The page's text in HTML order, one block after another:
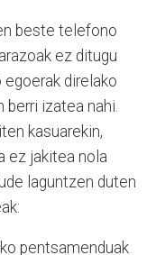
beste telefono
ez ditugu
direlako
berri izatea nahi.
kasuarekin,
ez jakitea nola
laguntzen duten
pentsamenduak